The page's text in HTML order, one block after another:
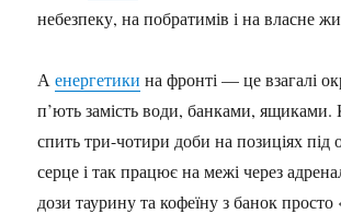
небезпеку, на побратимів і на власне
Аенергетики на фронті — це взагалі
п’ють замість води, банками, ящиками.
спить три-чотири доби на позиціях під
серце і так працює на межі через
дози таурину та кофеїну з банок